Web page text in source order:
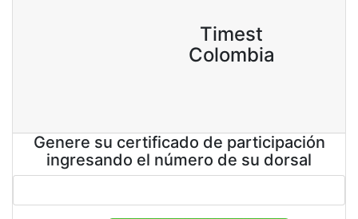
Timest
Colombia
Genere su certificado de participación
ingresando el número de su dorsal